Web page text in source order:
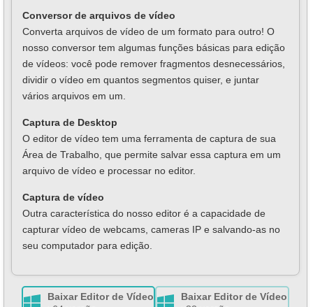
Conversor de arquivos de vídeo
Converta arquivos de vídeo de um formato para outro! O
nosso conversor tem algumas funções básicas para edição
de vídeos: você pode remover fragmentos desnecessários,
dividir o vídeo em quantos segmentos quiser, e juntar
vários arquivos em um.
Captura de Desktop
O editor de vídeo tem uma ferramenta de captura de sua
Área de Trabalho, que permite salvar essa captura em um
arquivo de vídeo e processar no editor.
Сaptura de vídeo
Outra característica do nosso editor é a capacidade de
capturar vídeo de webcams, сameras IP e salvando-as no
seu computador para edição.
Baixar Editor de Vídeo
Baixar Editor de Vídeo